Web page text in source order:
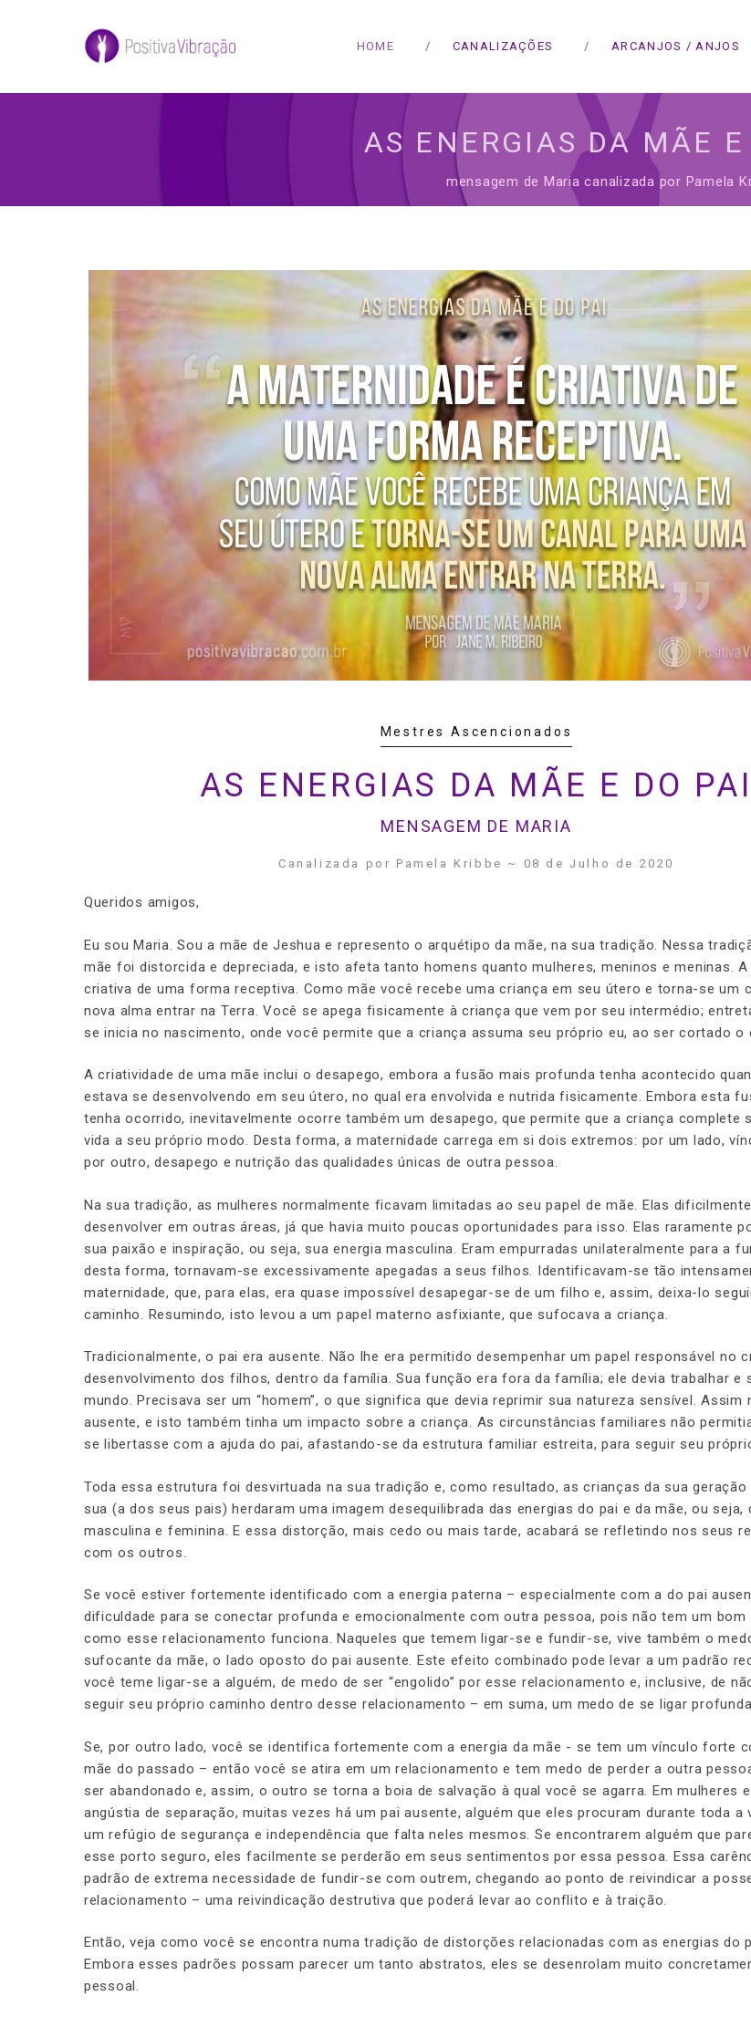
HOME CANALIZAÇÕES ARCANJOS / ANJOS
AS ENERGIAS DA MÃE E
mensagem de Maria canalizada por Pamela
Mestres Ascencionados
AS ENERGIAS DA MÃE E DO PAI
MENSAGEM DE MARIA
Canalizada por Pamela Kribbe ~ 08 de Julho de 2020
Queridos amigos,
Eu sou Maria. Sou a mãe de Jeshua e represento o arquétipo da mãe, na sua tradição. Nessa
mãe foi distorcida e depreciada, e isto afeta tanto homens quanto mulheres, meninos e meninas. A
criativa de uma forma receptiva. Como mãe você recebe uma criança em seu útero e torna-se um
nova alma entrar na Terra. Você se apega fisicamente à criança que vem por seu intermédio;
se inicia no nascimento, onde você permite que a criança assuma seu próprio eu, ao ser cortado o
A criatividade de uma mãe inclui o desapego, embora a fusão mais profunda tenha acontecido
estava se desenvolvendo em seu útero, no qual era envolvida e nutrida fisicamente. Embora esta
tenha ocorrido, inevitavelmente ocorre também um desapego, que permite que a criança complete
vida a seu próprio modo. Desta forma, a maternidade carrega em si dois extremos: por um lado,
por outro, desapego e nutrição das qualidades únicas de outra pessoa.
Na sua tradição, as mulheres normalmente ficavam limitadas ao seu papel de mãe. Elas
desenvolver em outras áreas, já que havia muito poucas oportunidades para isso. Elas raramente
sua paixão e inspiração, ou seja, sua energia masculina. Eram empurradas unilateralmente para a
desta forma, tornavam-se excessivamente apegadas a seus filhos. Identificavam-se tão
maternidade, que, para elas, era quase impossível desapegar-se de um filho e, assim, deixa-lo
caminho. Resumindo, isto levou a um papel materno asfixiante, que sufocava a criança.
Tradicionalmente, o pai era ausente. Não lhe era permitido desempenhar um papel responsável no
desenvolvimento dos filhos, dentro da família. Sua função era fora da família; ele devia trabalhar e
mundo. Precisava ser um “homem”, o que significa que devia reprimir sua natureza sensível. Assim
ausente, e isto também tinha um impacto sobre a criança. As circunstâncias familiares não
se libertasse com a ajuda do pai, afastando-se da estrutura familiar estreita, para seguir seu
Toda essa estrutura foi desvirtuada na sua tradição e, como resultado, as crianças da sua geração
sua (a dos seus pais) herdaram uma imagem desequilibrada das energias do pai e da mãe, ou seja,
masculina e feminina. E essa distorção, mais cedo ou mais tarde, acabará se refletindo nos seus
com os outros.
Se você estiver fortemente identificado com a energia paterna – especialmente com a do pai
dificuldade para se conectar profunda e emocionalmente com outra pessoa, pois não tem um bom
como esse relacionamento funciona. Naqueles que temem ligar-se e fundir-se, vive também o
sufocante da mãe, o lado oposto do pai ausente. Este efeito combinado pode levar a um padrão
você teme ligar-se a alguém, de medo de ser “engolido” por esse relacionamento e, inclusive, de
seguir seu próprio caminho dentro desse relacionamento – em suma, um medo de se ligar
Se, por outro lado, você se identifica fortemente com a energia da mãe - se tem um vínculo forte
mãe do passado – então você se atira em um relacionamento e tem medo de perder a outra
ser abandonado e, assim, o outro se torna a boia de salvação à qual você se agarra. Em mulheres
angústia de separação, muitas vezes há um pai ausente, alguém que eles procuram durante toda a
um refúgio de segurança e independência que falta neles mesmos. Se encontrarem alguém que
esse porto seguro, eles facilmente se perderão em seus sentimentos por essa pessoa. Essa
padrão de extrema necessidade de fundir-se com outrem, chegando ao ponto de reivindicar a
relacionamento – uma reivindicação destrutiva que poderá levar ao conflito e à traição.
Então, veja como você se encontra numa tradição de distorções relacionadas com as energias do
Embora esses padrões possam parecer um tanto abstratos, eles se desenrolam muito
pessoal.